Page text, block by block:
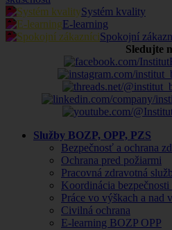
Systém kvality
E-learning
Spokojní
Sledujte
Služby BOZP, OPP, PZS
Bezpečnosť a ochrana
Ochrana pred požiarmi
Pracovná zdravotná
Koordinácia bezpečnosti
Práce vo výškach a nad
Civilná ochrana
E-learning BOZP OPP